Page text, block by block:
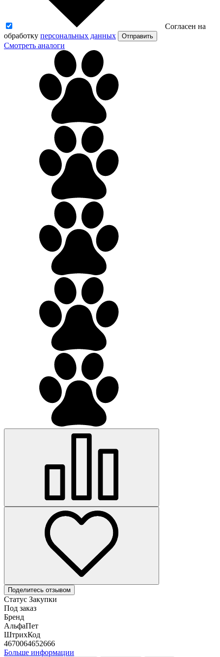
Согласен на
обработку персональных данных Отправить
Смотреть аналоги
Поделитесь отзывом
Статус Закупки
Под заказ
Бренд
АльфаПет
ШтрихКод
4670064652666
Больше информации